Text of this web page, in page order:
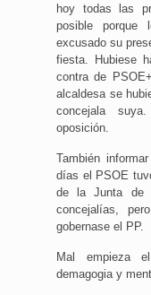
hoy todas las
posible porque
excusado su
fiesta. Hubiese
contra de
alcaldesa se
concejala
oposición.
También
días el PSOE
de la Junta de
concejalías,
gobernase el PP.
Mal empieza
demagogia y